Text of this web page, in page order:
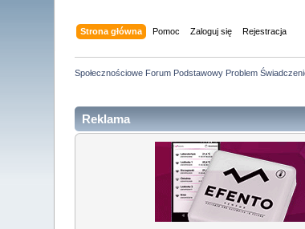
Strona główna Pomoc Zaloguj się Rejestracja
Społecznościowe Forum Podstawowy Problem
Reklama